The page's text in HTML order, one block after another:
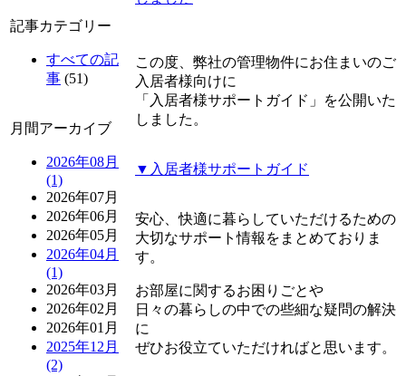
記事カテゴリー
すべての記
事 (51)
月間アーカイブ
2026年08月
(1)
2026年07月
2026年06月
2026年05月
2026年04月
(1)
2026年03月
2026年02月
2026年01月
2025年12月
(2)
この度、弊社の管理物件にお住まいのご
入居者様向けに
「入居者様サポートガイド」を公開いた
しました。
▼入居者様サポートガイド
安心、快適に暮らしていただけるための
大切なサポート情報をまとめておりま
す。
お部屋に関するお困りごとや
日々の暮らしの中での些細な疑問の解決
に
ぜひお役立ていただければと思います。